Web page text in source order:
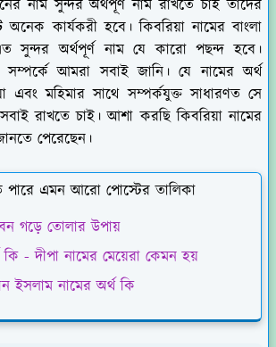
নাম সুন্দর অর্থপূর্ণ নাম রাখতে চাই তাদের
অনেক কার্যকরী হবে। কিবরিয়া নামের বাংলা
সুন্দর অর্থপূর্ণ নাম যে কারো পছন্দ হবে।
সম্পর্কে আমরা সবাই জানি। যে নামের অর্থ
এবং মহিমার সাথে সম্পর্কযুক্ত সাধারণত সে
রাখতে চাই। আশা করছি কিবরিয়া নামের
পেরেছেন।
এমন আরো পোস্টের তালিকা
গড়ে তোলার উপায়
কি - দীপা নামের মেয়েরা কেমন হয়
ইসলাম নামের অর্থ কি